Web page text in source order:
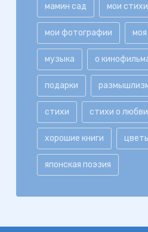
мамин сад мои стихи
мои фотографии
музыка о
подарки
стихи стихи о любви
хорошие книги
японская поэзия